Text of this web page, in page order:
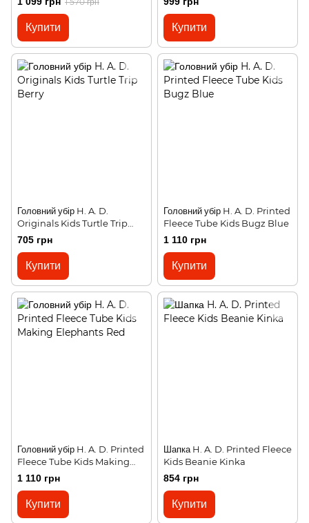
Купити Купити
Головний убір H. A. D.
Originals Kids Turtle Trip
Berry
705 грн
Купити
Головний убір H. A. D. Printed
Fleece Tube Kids Bugz Blue
1 110 грн
Купити
Головний убір H. A. D. Printed
Fleece Tube Kids Making
Elephants Red
1 110 грн
Купити
Шапка H. A. D. Printed Fleece
Kids Beanie Kinka
854 грн
Купити